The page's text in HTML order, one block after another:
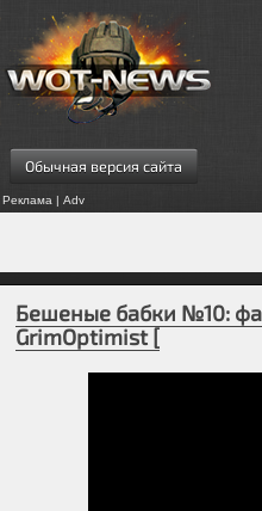
Обычная версия сайта
Реклама | Adv
Бешеные бабки №10:
GrimOptimist [